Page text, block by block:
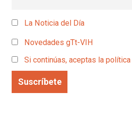
La Noticia del Día
Novedades gTt-VIH
Si continúas, aceptas la